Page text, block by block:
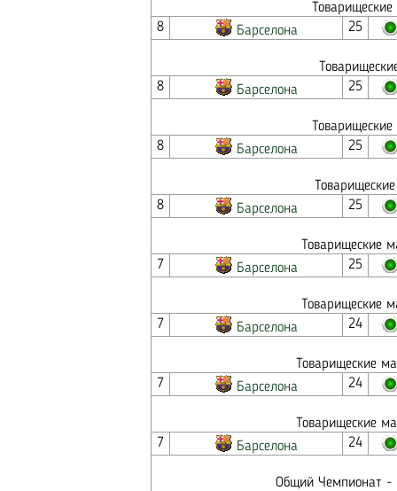
8
Барселона 25
8
Барселона 25
8
Барселона 25
8
Барселона 25
Товарищеские
7
Барселона 25
Товарищеские
7
Барселона 24
Товарищеские
7
Барселона 24
Товарищеские
7
Барселона 24
Общий Чемпионат -